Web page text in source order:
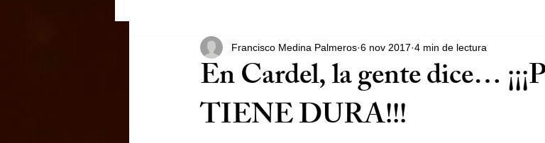
En Cardel, la gente dice…
TIENE DURA!!!
Francisco Medina Palmeros 6 nov 2017 4 min de lectura